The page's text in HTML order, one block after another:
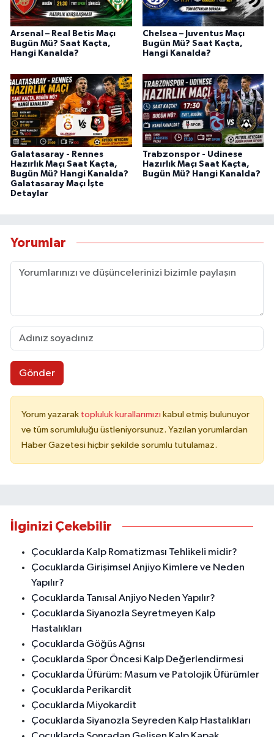
Arsenal – Real Betis Maçı
Bugün Mü? Saat Kaçta,
Hangi Kanalda?
Chelsea – Juventus Maçı
Bugün Mü? Saat Kaçta,
Hangi Kanalda?
Galatasaray - Rennes
Hazırlık Maçı Saat Kaçta,
Bugün Mü? Hangi Kanalda?
Galatasaray Maçı İşte
Detaylar
Trabzonspor - Udinese
Hazırlık Maçı Saat Kaçta,
Bugün Mü? Hangi Kanalda?
Yorumlar
Gönder
Yorum yazarak topluluk kurallarımızı kabul etmiş bulunuyor
ve tüm sorumluluğu üstleniyorsunuz. Yazılan yorumlardan
Haber Gazetesi hiçbir şekilde sorumlu tutulamaz.
İlginizi Çekebilir
Çocuklarda Kalp Romatizması Tehlikeli midir?
Çocuklarda Girişimsel Anjiyo Kimlere ve Neden
Yapılır?
Çocuklarda Tanısal Anjiyo Neden Yapılır?
Çocuklarda Siyanozla Seyretmeyen Kalp
Hastalıkları
Çocuklarda Göğüs Ağrısı
Çocuklarda Spor Öncesi Kalp Değerlendirmesi
Çocuklarda Üfürüm: Masum ve Patolojik Üfürümler
Çocuklarda Perikardit
Çocuklarda Miyokardit
Çocuklarda Siyanozla Seyreden Kalp Hastalıkları